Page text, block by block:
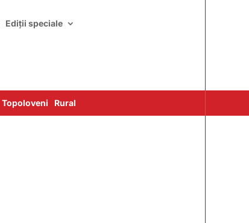
Ediții speciale
Topoloveni Rural